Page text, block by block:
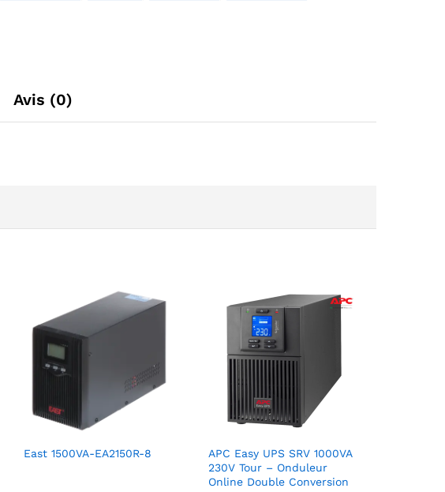
Avis (0)
East 1500VA-EA2150R-8
APC Easy UPS SRV 1000VA
230V Tour – Onduleur
Online Double Conversion